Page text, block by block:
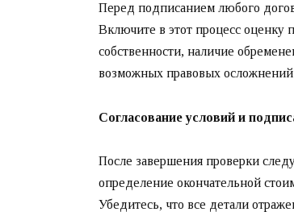
Перед подписанием любого
Включите в этот процесс оценку
собственности, наличие
возможных правовых осложнений
Согласование условий и
После завершения проверки
определение окончательной
Убедитесь, что все детали